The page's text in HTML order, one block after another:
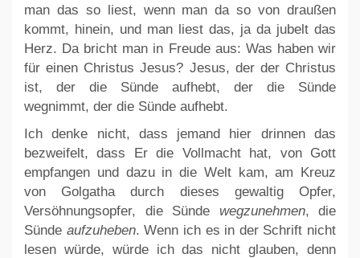
man das so liest, wenn man da so von draußen
kommt, hinein, und man liest das, ja da jubelt das
Herz. Da bricht man in Freude aus: Was haben wir
für einen Christus Jesus? Jesus, der der Christus
ist, der die Sünde aufhebt, der die Sünde
wegnimmt, der die Sünde aufhebt.
Ich denke nicht, dass jemand hier drinnen das
bezweifelt, dass Er die Vollmacht hat, von Gott
empfangen und dazu in die Welt kam, am Kreuz
von Golgatha durch dieses gewaltig Opfer,
Versöhnungsopfer, die Sünde wegzunehmen, die
Sünde aufzuheben. Wenn ich es in der Schrift nicht
lesen würde, würde ich das nicht glauben, denn